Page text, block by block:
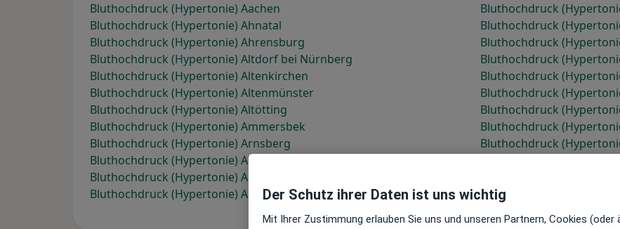
Bluthochdruck (Hypertonie) Aachen
Bluthochdruck
Bluthochdruck (Hypertonie) Ahnatal
Bluthochdruck
Bluthochdruck (Hypertonie) Ahrensburg
Bluthochdruck
Bluthochdruck (Hypertonie) Altdorf bei Nürnberg
Bluthochdruck
Bluthochdruck (Hypertonie) Altenkirchen
Bluthochdruck
Bluthochdruck (Hypertonie) Altenmünster
Bluthochdruck
Bluthochdruck (Hypertonie) Altötting
Bluthochdruck
Bluthochdruck (Hypertonie) Ammersbek
Bluthochdruck
Bluthochdruck (Hypertonie) Arnsberg
Bluthochdruck
Bluthochdruck (Hypertonie) Aschaffenburg
Bluthochdruck (Hypertonie) Augsburg
Bluthochdruck (Hypertonie) AurichDer Schutz ihrer Daten ist uns wichtig
Mit Ihrer Zustimmung erlauben Sie uns und unseren Partnern, Cookies (oder